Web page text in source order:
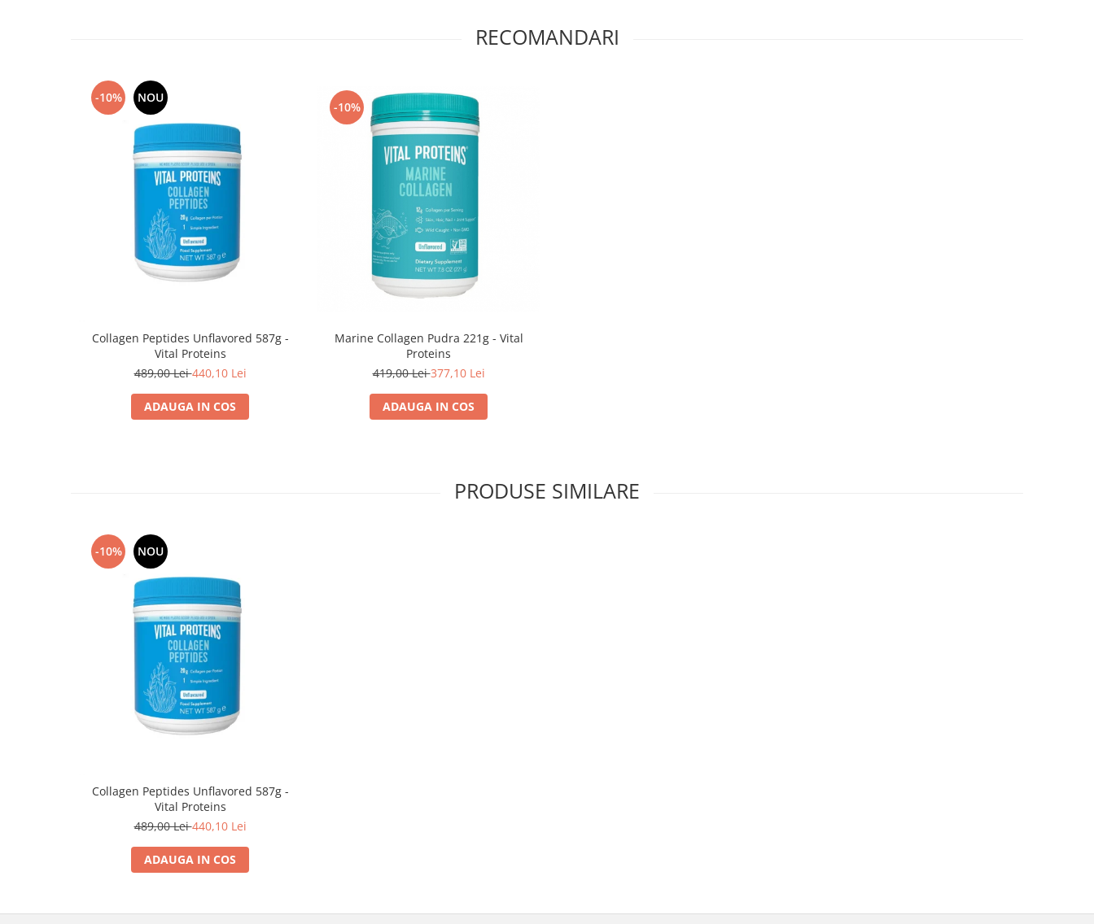
RECOMANDARI
-10% NOU
Collagen Peptides Unflavored 587g -
Vital Proteins
489,00 Lei440,10 Lei
ADAUGA IN COS
-10%
Marine Collagen Pudra 221g - Vital
Proteins
419,00 Lei377,10 Lei
ADAUGA IN COS
PRODUSE SIMILARE
-10% NOU
Collagen Peptides Unflavored 587g -
Vital Proteins
489,00 Lei440,10 Lei
ADAUGA IN COS